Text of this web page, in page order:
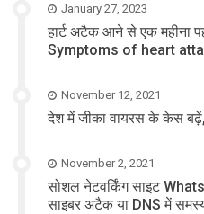
January 27, 2023
हार्ट अटैक आने से एक महीना
Symptoms of heart
November 12, 2021
देश में जीका वायरस के केस
November 2, 2021
सोशल नेटवर्किंग साइट
साइबर अटैक या DNS में